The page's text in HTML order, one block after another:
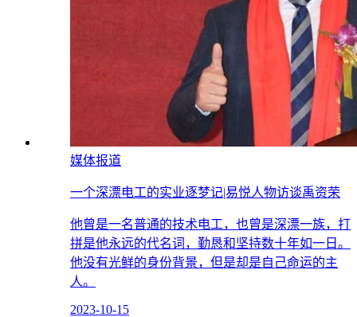
媒体报道
一个深漂电工的实业逐梦记|易悦人物访谈禹资荣
他曾是一名普通的技术电工，也曾是深漂一族，打
拼是他永远的代名词，勤恳和坚持数十年如一日。
他没有光鲜的身份背景，但是却是自己命运的主
人。
2023-10-15